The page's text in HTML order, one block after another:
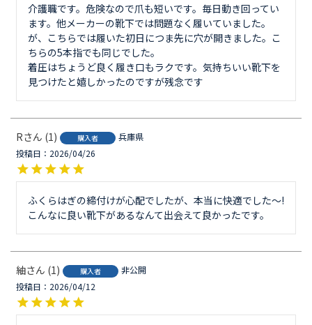
介護職です。危険なので爪も短いです。毎日動き回ってい
ます。他メーカーの靴下では問題なく履いていました。
が、こちらでは履いた初日につま先に穴が開きました。こ
ちらの5本指でも同じでした。
着圧はちょうど良く履き口もラクです。気持ちいい靴下を
見つけたと嬉しかったのですが残念です
R 1 購入者
兵庫県
投稿日
2026/04/26
ふくらはぎの締付けが心配でしたが、本当に快適でした～!
こんなに良い靴下があるなんて出会えて良かったです。
紬 1 購入者
非公開
投稿日
2026/04/12